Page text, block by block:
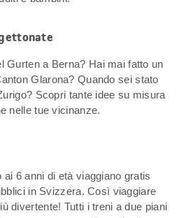
Gurten a Berna? Hai mai fatto un
Glarona? Quando sei stato
Scopri tante idee su misura
nelle tue vicinanze.
6 anni di età viaggiano gratis
in Svizzera. Così viaggiare
divertente! Tutti i treni a due piani